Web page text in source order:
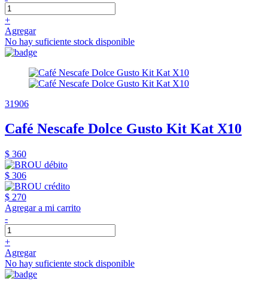
+
Agregar
No hay suficiente stock disponible
31906
Café Nescafe Dolce Gusto Kit Kat X10
$ 360
$ 306
$ 270
Agregar a mi carrito
-
+
Agregar
No hay suficiente stock disponible